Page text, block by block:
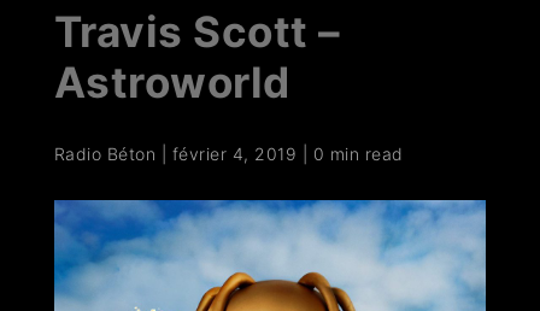
Travis Scott –
Astroworld
Radio Béton février 4, 2019 0 min read